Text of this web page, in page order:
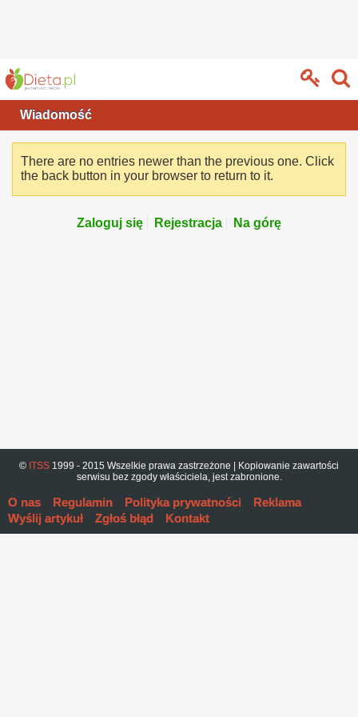
Wiadomość
There are no entries newer than the previous one. Click
the back button in your browser to return to it.
Zaloguj się Rejestracja Na górę
© ITSS 1999 - 2015 Wszelkie prawa zastrzeżone | Kopiowanie zawartości
serwisu bez zgody właściciela, jest zabronione.
O nas Regulamin Polityka prywatności
Reklama
Wyślij artykuł
Zgłoś błąd Kontakt